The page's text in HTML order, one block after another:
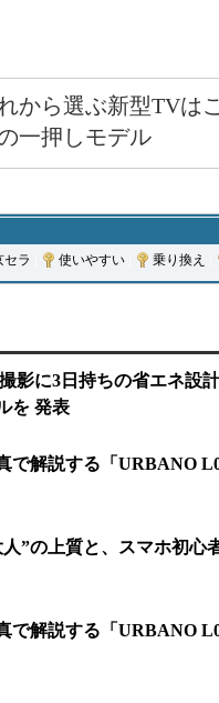
から選ぶ新型TVは
一押しモデル
セラ 使いやすい 乗り換え
影に3日持ちの省エネ設
を 発表
で解説する「URBANO
人”の上質と、スマホ初
で解説する「URBANO